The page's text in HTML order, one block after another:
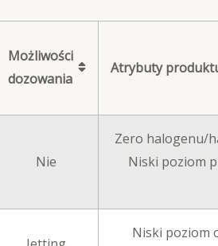
Możliwości
dozowania
Atrybuty
Nie
Zero halogenu/
Niski poziom
Niski poziom